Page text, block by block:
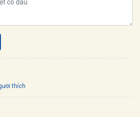
thích